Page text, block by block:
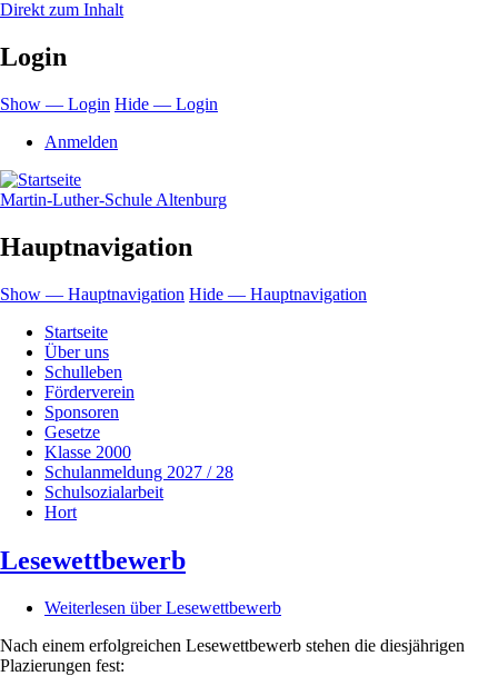
Direkt zum Inhalt
Login
Show — Login Hide — Login
Anmelden
Martin-Luther-Schule Altenburg
Hauptnavigation
Show — Hauptnavigation Hide — Hauptnavigation
Startseite
Über uns
Schulleben
Förderverein
Sponsoren
Gesetze
Klasse 2000
Schulanmeldung 2027 / 28
Schulsozialarbeit
Hort
Lesewettbewerb
Weiterlesen über Lesewettbewerb
Nach einem erfolgreichen Lesewettbewerb stehen die diesjährigen
Plazierungen fest: